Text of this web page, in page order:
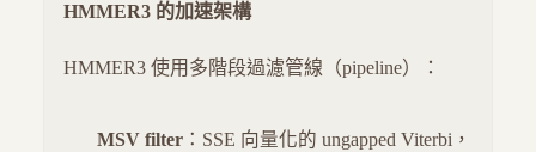
HMMER3 的加速架構
HMMER3 使用多階段過濾管線（pipeline）：
MSV filter ：SSE 向量化的 ungapped Viterbi，